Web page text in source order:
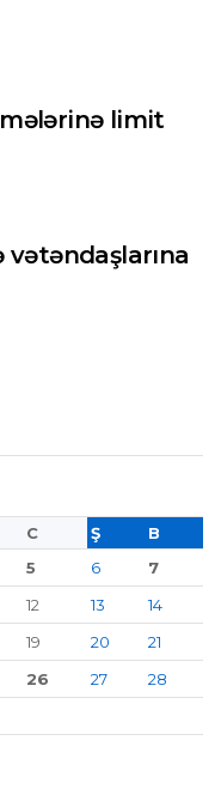
limit
C Ş
B
5 6
7
12 13
14
19 20
21
26 27
28